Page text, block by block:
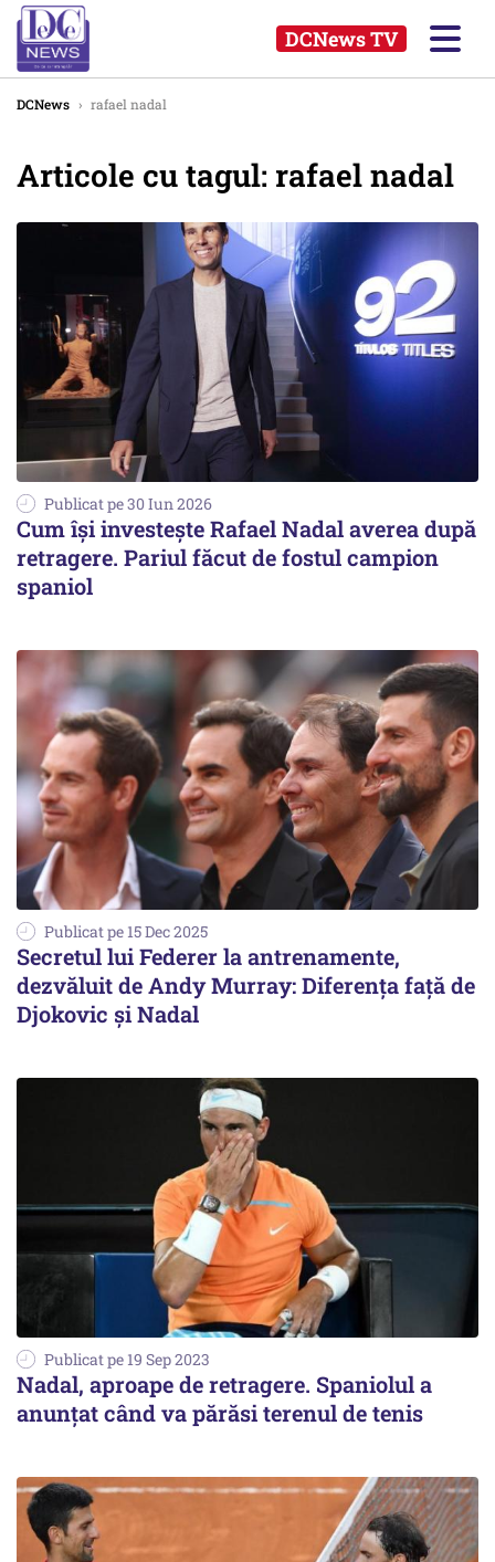
DCNews TV
DCNews › rafael nadal
Articole cu tagul: rafael nadal
Publicat pe 30 Iun 2026
Cum își investește Rafael Nadal averea după
retragere. Pariul făcut de fostul campion
spaniol
Publicat pe 15 Dec 2025
Secretul lui Federer la antrenamente,
dezvăluit de Andy Murray: Diferența față de
Djokovic și Nadal
Publicat pe 19 Sep 2023
Nadal, aproape de retragere. Spaniolul a
anunțat când va părăsi terenul de tenis